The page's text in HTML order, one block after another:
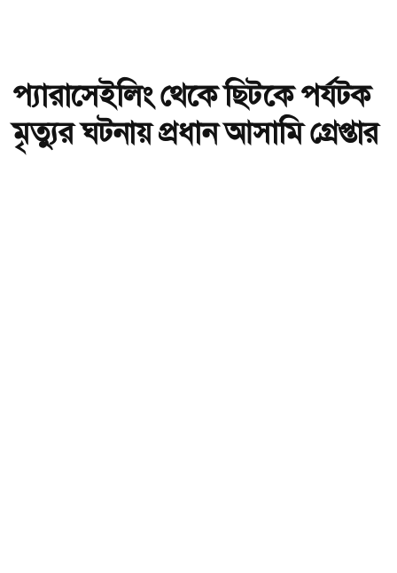
প্যারাসেইলিং থেকে ছিটকে পর্যটক
মৃত্যুর ঘটনায় প্রধান আসামি গ্রেপ্তার